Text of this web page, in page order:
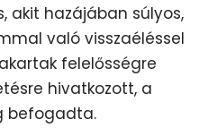
akit hazájában súlyos,
való visszaéléssel
felelősségre
hivatkozott, a
befogadta.